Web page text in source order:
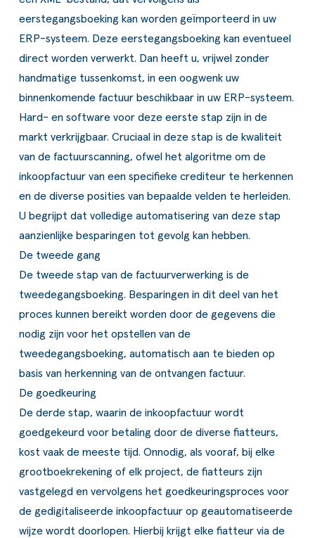
eerstegangsboeking kan worden geïmporteerd in uw
ERP-systeem. Deze eerstegangsboeking kan eventueel
direct worden verwerkt. Dan heeft u, vrijwel zonder
handmatige tussenkomst, in een oogwenk uw
binnenkomende factuur beschikbaar in uw ERP-systeem.
Hard- en software voor deze eerste stap zijn in de
markt verkrijgbaar. Cruciaal in deze stap is de kwaliteit
van de factuurscanning, ofwel het algoritme om de
inkoopfactuur van een specifieke crediteur te herkennen
en de diverse posities van bepaalde velden te herleiden.
U begrijpt dat volledige automatisering van deze stap
aanzienlijke besparingen tot gevolg kan hebben.
De tweede gang
De tweede stap van de factuurverwerking is de
tweedegangsboeking. Besparingen in dit deel van het
proces kunnen bereikt worden door de gegevens die
nodig zijn voor het opstellen van de
tweedegangsboeking, automatisch aan te bieden op
basis van herkenning van de ontvangen factuur.
De goedkeuring
De derde stap, waarin de inkoopfactuur wordt
goedgekeurd voor betaling door de diverse fiatteurs,
kost vaak de meeste tijd. Onnodig, als vooraf, bij elke
grootboekrekening of elk project, de fiatteurs zijn
vastgelegd en vervolgens het goedkeuringsproces voor
de gedigitaliseerde inkoopfactuur op geautomatiseerde
wijze wordt doorlopen. Hierbij krijgt elke fiatteur via de